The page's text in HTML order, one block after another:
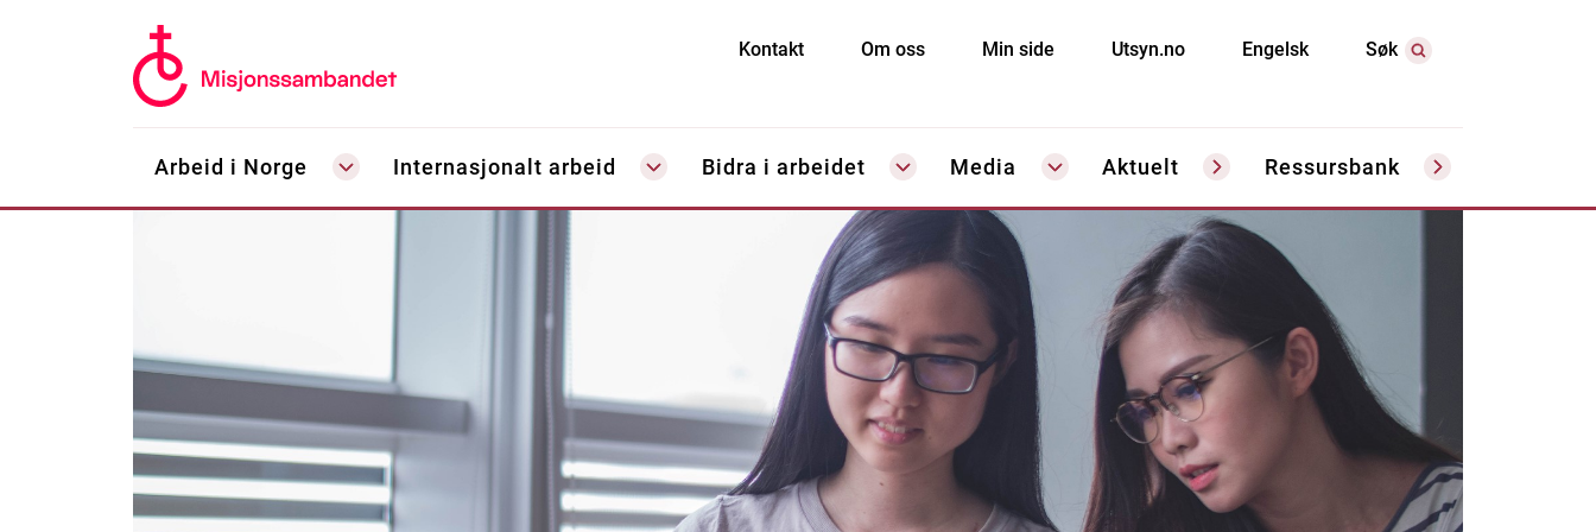
Kontakt Om oss Min side Utsyn.no Engelsk Søk
Arbeid i Norge Internasjonalt arbeid Bidra i arbeidet Media Aktuelt Ressursbank